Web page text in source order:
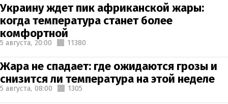
Украину ждет пик африканской жары:
когда температура станет более
комфортной
5 августа, 20:00 11380
Жара не спадает: где ожидаются грозы и
снизится ли температура на этой неделе
5 августа, 08:00 1305